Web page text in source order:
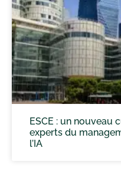
ESCE : un nouveau
experts du
l’IA